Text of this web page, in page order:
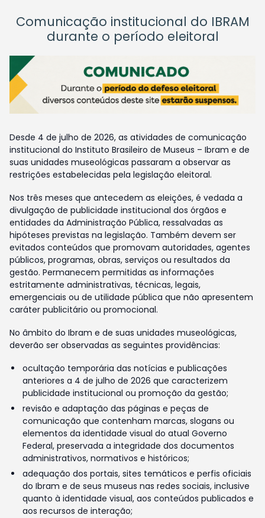
Comunicação institucional do IBRAM
durante o período eleitoral
Desde 4 de julho de 2026, as atividades de comunicação
institucional do Instituto Brasileiro de Museus – Ibram e de
suas unidades museológicas passaram a observar as
restrições estabelecidas pela legislação eleitoral.
Nos três meses que antecedem as eleições, é vedada a
divulgação de publicidade institucional dos órgãos e
entidades da Administração Pública, ressalvadas as
hipóteses previstas na legislação. Também devem ser
evitados conteúdos que promovam autoridades, agentes
públicos, programas, obras, serviços ou resultados da
gestão. Permanecem permitidas as informações
estritamente administrativas, técnicas, legais,
emergenciais ou de utilidade pública que não apresentem
caráter publicitário ou promocional.
No âmbito do Ibram e de suas unidades museológicas,
deverão ser observadas as seguintes providências:
ocultação temporária das notícias e publicações
anteriores a 4 de julho de 2026 que caracterizem
publicidade institucional ou promoção da gestão;
revisão e adaptação das páginas e peças de
comunicação que contenham marcas, slogans ou
elementos da identidade visual do atual Governo
Federal, preservada a integridade dos documentos
administrativos, normativos e históricos;
adequação dos portais, sites temáticos e perfis oficiais
do Ibram e de seus museus nas redes sociais, inclusive
quanto à identidade visual, aos conteúdos publicados e
aos recursos de interação;